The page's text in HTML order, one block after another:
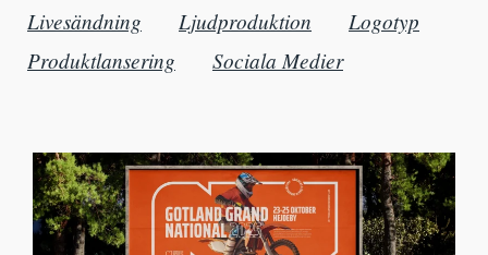
Livesändning
Ljudproduktion
Logotyp
Produktlansering
Sociala Medier